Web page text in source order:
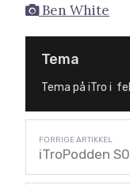
Ben White
Tema
Tema på iTro i
iTroPodden